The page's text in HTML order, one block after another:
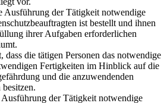
Ausführung der Tätigkeit notwendige
ist bestellt und ihnen
ihrer Aufgaben erforderlichen
dass die tätigen Personen das notwendige
Fertigkeiten im Hinblick auf die
und die anzuwendenden
besitzen.
der Tätigkeit notwendige